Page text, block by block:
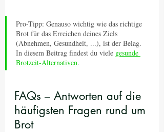
Pro-Tipp: Genauso wichtig wie das richtige
Brot für das Erreichen deines Ziels
(Abnehmen, Gesundheit, ...), ist der Belag.
In diesem Beitrag findest du viele gesunde
Brotzeit-Alternativen.
FAQs – Antworten auf die
häufigsten Fragen rund um
Brot